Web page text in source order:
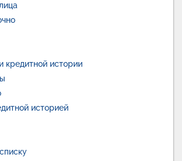
кредитной истории
историей